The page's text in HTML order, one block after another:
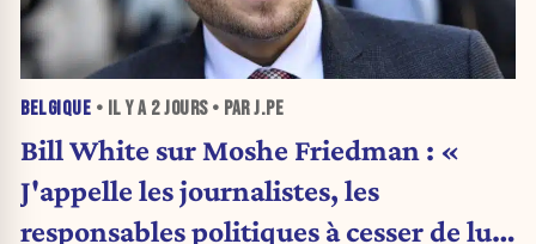
BELGIQUE • IL Y A 2 JOURS• PAR J.PE
Bill White sur Moshe Friedman : «
J'appelle les journalistes, les
responsables politiques à cesser de lui